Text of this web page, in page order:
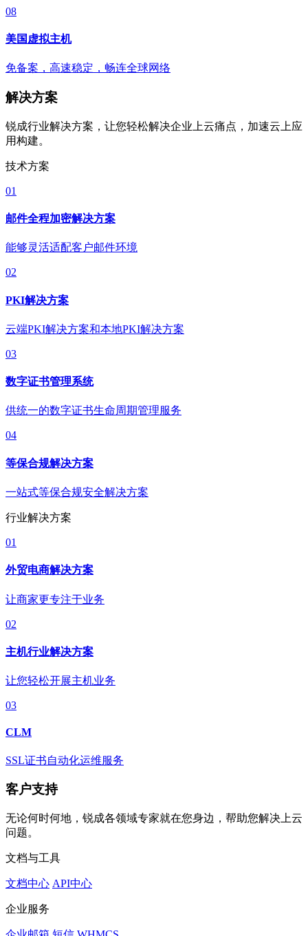
08
美国虚拟主机
免备案，高速稳定，畅连全球网络
解决方案
锐成行业解决方案，让您轻松解决企业上云痛点，加速云上应
用构建。
技术方案
01
邮件全程加密解决方案
能够灵活适配客户邮件环境
02
PKI解决方案
云端PKI解决方案和本地PKI解决方案
03
数字证书管理系统
供统一的数字证书生命周期管理服务
04
等保合规解决方案
一站式等保合规安全解决方案
行业解决方案
01
外贸电商解决方案
让商家更专注于业务
02
主机行业解决方案
让您轻松开展主机业务
03
CLM
SSL证书自动化运维服务
客户支持
无论何时何地，锐成各领域专家就在您身边，帮助您解决上云
问题。
文档与工具
文档中心 API中心
企业服务